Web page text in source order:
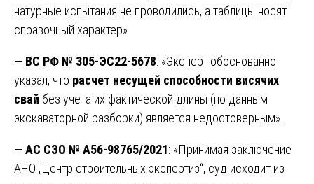
натурные испытания не проводились, а таблицы носят
справочный характер».
— ВС РФ № 305-ЭС22-5678: «Эксперт обоснованно
указал, что расчет несущей способности висячих
свай без учёта их фактической длины (по данным
экскаваторной разборки) является недостоверным».
—АС СЗО № А56-98765/2021: «Принимая заключение
АНО „Центр строительных экспертиз“, суд исходит из